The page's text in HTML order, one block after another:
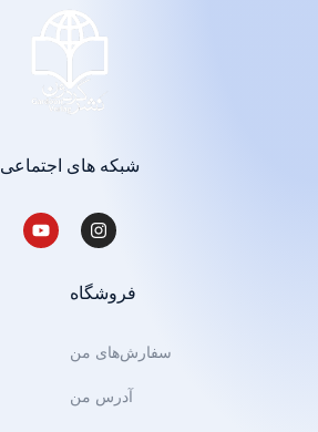
شبکه های اجتماعی
فروشگاه
سفارش‌های من
آدرس من